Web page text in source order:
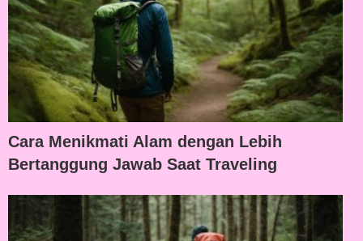
Cara Menikmati Alam dengan Lebih
Bertanggung Jawab Saat Traveling